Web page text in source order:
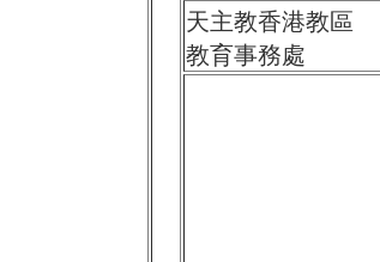
天主教香港教區
教育事務處